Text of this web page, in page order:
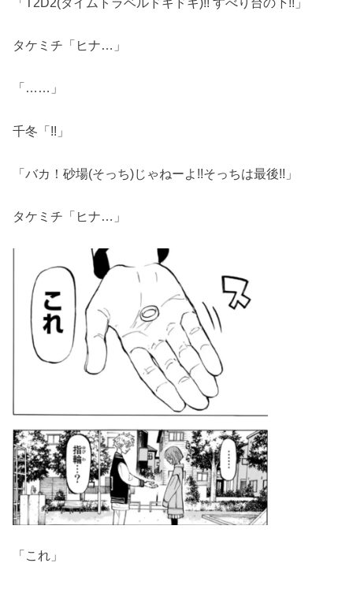
タケミチ「ヒナ…」
「……」
千冬「!!」
「バカ！砂場(そっち)じゃねーよ!!そっちは最後!!」
タケミチ「ヒナ…」
「これ」